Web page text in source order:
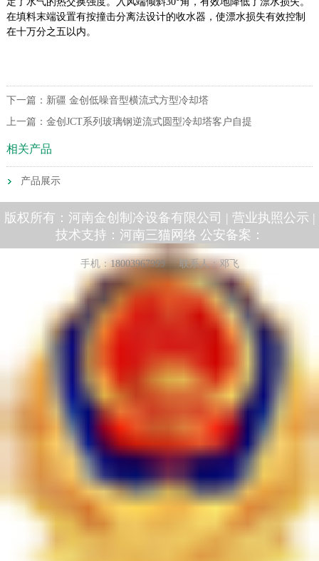
在填料末端设置有按撞击分离法设计的收水器，使漂水损失有效控制
在十万分之五以内。
下一篇： 新疆 金创低噪音型横流式方型冷却塔
上一篇： 金创JCT系列玻璃钢逆流式圆型冷却塔客户自提
相关产品
产品展示
版权所有：河南金创制冷设备有限公司 | 营业执照公示 |
技术支持： 河南三猫网络 公安备案：
手机：18003967999联系人：邓飞